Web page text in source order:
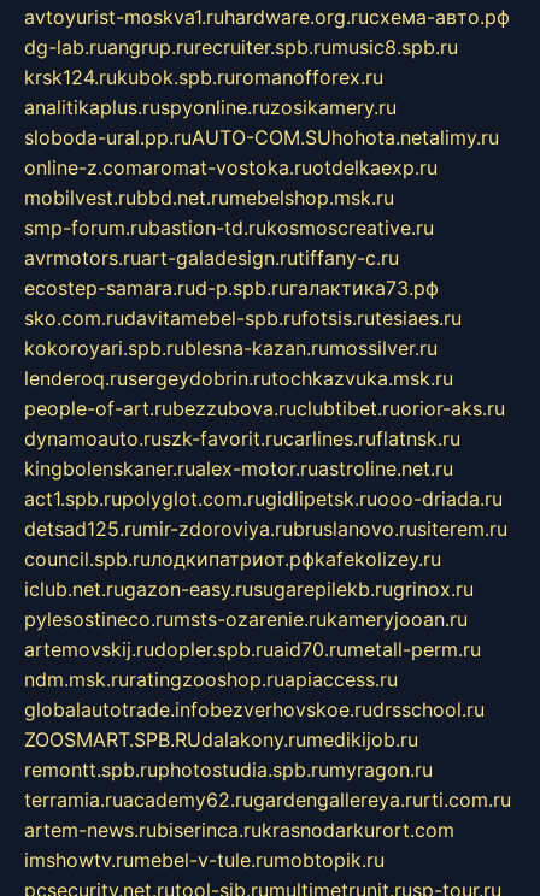
avtoyurist-moskva1.ruhardware.org.ruсхема-авто.рф
dg-lab.ruangrup.rurecruiter.spb.rumusic8.spb.ru
krsk124.rukubok.spb.ruromanofforex.ru
analitikaplus.ruspyonline.ruzosikamery.ru
sloboda-ural.pp.ruAUTO-COM.SUhohota.netalimy.ru
online-z.comaromat-vostoka.ruotdelkaexp.ru
mobilvest.rubbd.net.rumebelshop.msk.ru
smp-forum.rubastion-td.rukosmoscreative.ru
avrmotors.ruart-galadesign.rutiffany-c.ru
ecostep-samara.rud-p.spb.ruгалактика73.рф
sko.com.rudavitamebel-spb.rufotsis.rutesiaes.ru
kokoroyari.spb.rublesna-kazan.rumossilver.ru
lenderoq.rusergeydobrin.rutochkazvuka.msk.ru
people-of-art.rubezzubova.ruclubtibet.ruorior-aks.ru
dynamoauto.ruszk-favorit.rucarlines.ruflatnsk.ru
kingbolenskaner.rualex-motor.ruastroline.net.ru
act1.spb.rupolyglot.com.rugidlipetsk.ruooo-driada.ru
detsad125.rumir-zdoroviya.rubruslanovo.rusiterem.ru
council.spb.ruлодкипатриот.рфkafekolizey.ru
iclub.net.rugazon-easy.rusugarepilekb.rugrinox.ru
pylesostineco.rumsts-ozarenie.rukameryjooan.ru
artemovskij.rudopler.spb.ruaid70.rumetall-perm.ru
ndm.msk.ruratingzooshop.ruapiaccess.ru
globalautotrade.infobezverhovskoe.rudrsschool.ru
ZOOSMART.SPB.RUdalakony.rumedikijob.ru
remontt.spb.ruphotostudia.spb.rumyragon.ru
terramia.ruacademy62.rugardengallereya.rurti.com.ru
artem-news.rubiserinca.rukrasnodarkurort.com
imshowtv.rumebel-v-tule.rumobtopik.ru
pcsecurity.net.rutool-sib.rumultimetrunit.rusp-tour.ru